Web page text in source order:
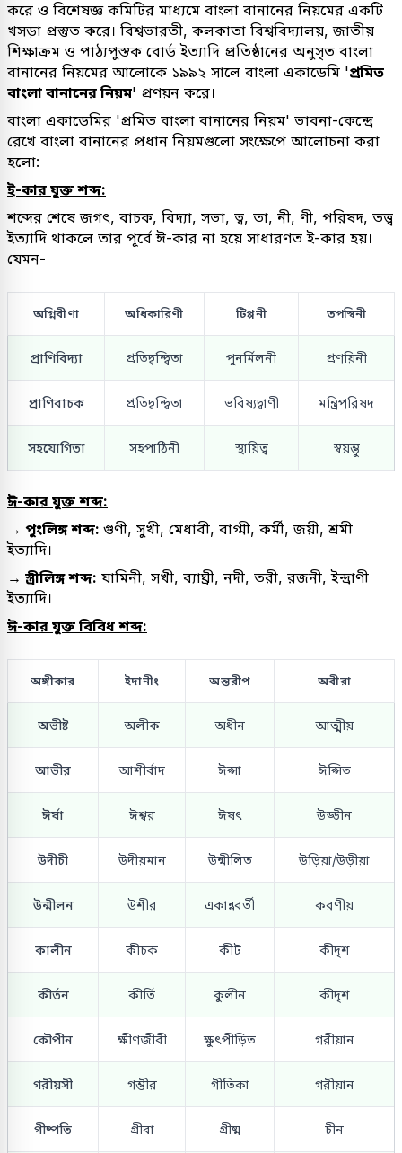
করে ও বিশেষজ্ঞ কমিটির মাধ্যমে বাংলা বানানের নিয়মের একটি
খসড়া প্রস্তুত করে। বিশ্বভারতী, কলকাতা বিশ্ববিদ্যালয়, জাতীয়
শিক্ষাক্রম ও পাঠ্যপুস্তক বোর্ড ইত্যাদি প্রতিষ্ঠানের অনুসৃত বাংলা
বানানের নিয়মের আলোকে ১৯৯২ সালে বাংলা একাডেমি 'প্রমিত
বাংলা বানানের নিয়ম' প্রণয়ন করে।
বাংলা একাডেমির 'প্রমিত বাংলা বানানের নিয়ম' ভাবনা-কেন্দ্রে
রেখে বাংলা বানানের প্রধান নিয়মগুলো সংক্ষেপে আলোচনা করা
হলো:
ই-কার যুক্ত শব্দ:
শব্দের শেষে জগৎ, বাচক, বিদ্যা, সভা, ত্ব, তা, নী, ণী, পরিষদ, তত্ত্ব
ইত্যাদি থাকলে তার পূর্বে ঈ-কার না হয়ে সাধারণত ই-কার হয়।
যেমন-
অগ্নিবীণা অধিকারিণী টিপ্পনী তপস্বিনী
প্রাণিবিদ্যা প্রতিদ্বন্দ্বিতা পুনর্মিলনী প্রণয়িনী
প্রাণিবাচক প্রতিদ্বন্দ্বিতা ভবিষ্যদ্বাণী মন্ত্রিপরিষদ
সহযোগিতা সহপাঠিনী স্থায়িত্ব স্বয়ম্ভু
ঈ-কার যুক্ত শব্দ:
→ পুংলিঙ্গ শব্দ: গুণী, সুখী, মেধাবী, বাগ্মী, কর্মী, জয়ী, শ্রমী
ইত্যাদি।
→ স্ত্রীলিঙ্গ শব্দ: যামিনী, সখী, ব্যাঘ্রী, নদী, তরী, রজনী, ইন্দ্রাণী
ইত্যাদি।
ঈ-কার যুক্ত বিবিধ শব্দ:
অঙ্গীকার ইদানীং অন্তরীপ অবীরা
অভীষ্ট অলীক অধীন আত্মীয়
আভীর আশীর্বাদ ঈপ্সা ঈপ্সিত
ঈর্ষা ঈশ্বর ঈষৎ উড্ডীন
উদীচী উদীয়মান উন্মীলিত উড়িয়া/উড়ীয়া
উন্মীলন উশীর একান্নবর্তী করণীয়
কালীন কীচক কীট কীদৃশ
কীর্তন কীর্তি কুলীন কীদৃশ
কৌপীন ক্ষীণজীবী ক্ষুৎপীড়িত গরীয়ান
গরীয়সী গম্ভীর গীতিকা গরীয়ান
গীষ্পতি গ্রীবা গ্রীষ্ম চীন